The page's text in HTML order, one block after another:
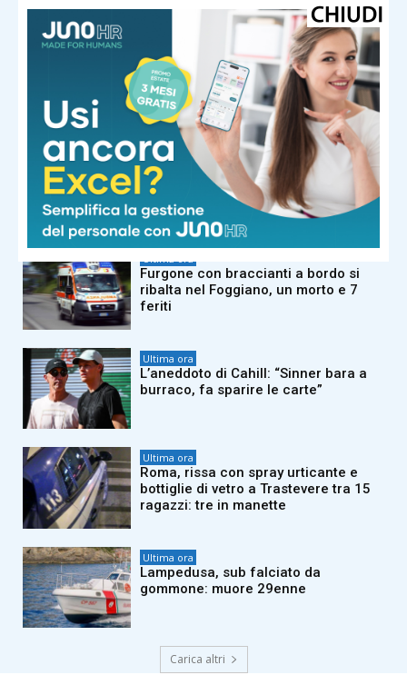
Ultima ora
Bambino non vuole di allacciarsi la
cintura prima del decollo, volo
cancellato
Ultima ora
Sinner salta il Masters 1000 di
Cincinnati: “Problema al ginocchio
destro”
Ultima ora
Furgone con braccianti a bordo si
ribalta nel Foggiano, un morto e 7
feriti
Ultima ora
L’aneddoto di Cahill: “Sinner bara a
burraco, fa sparire le carte”
Ultima ora
Roma, rissa con spray urticante e
bottiglie di vetro a Trastevere tra 15
ragazzi: tre in manette
Ultima ora
Lampedusa, sub falciato da
gommone: muore 29enne
Carica altri